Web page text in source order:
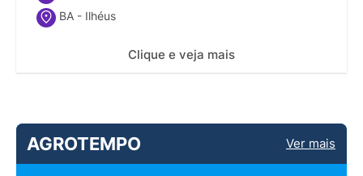
BA - Ilhéus
Clique e veja mais
AGROTEMPO Ver mais